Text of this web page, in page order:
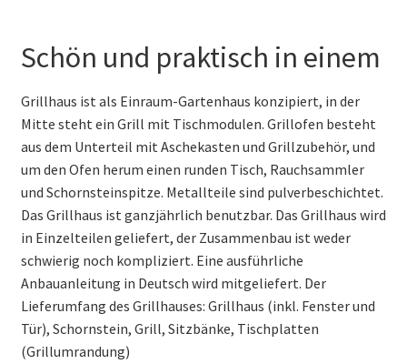
Schön und praktisch in einem
Grillhaus ist als Einraum-Gartenhaus konzipiert, in der
Mitte steht ein Grill mit Tischmodulen. Grillofen besteht
aus dem Unterteil mit Aschekasten und Grillzubehör, und
um den Ofen herum einen runden Tisch, Rauchsammler
und Schornsteinspitze. Metallteile sind pulverbeschichtet.
Das Grillhaus ist ganzjährlich benutzbar. Das Grillhaus wird
in Einzelteilen geliefert, der Zusammenbau ist weder
schwierig noch kompliziert. Eine ausführliche
Anbauanleitung in Deutsch wird mitgeliefert. Der
Lieferumfang des Grillhauses: Grillhaus (inkl. Fenster und
Tür), Schornstein, Grill, Sitzbänke, Tischplatten
(Grillumrandung)